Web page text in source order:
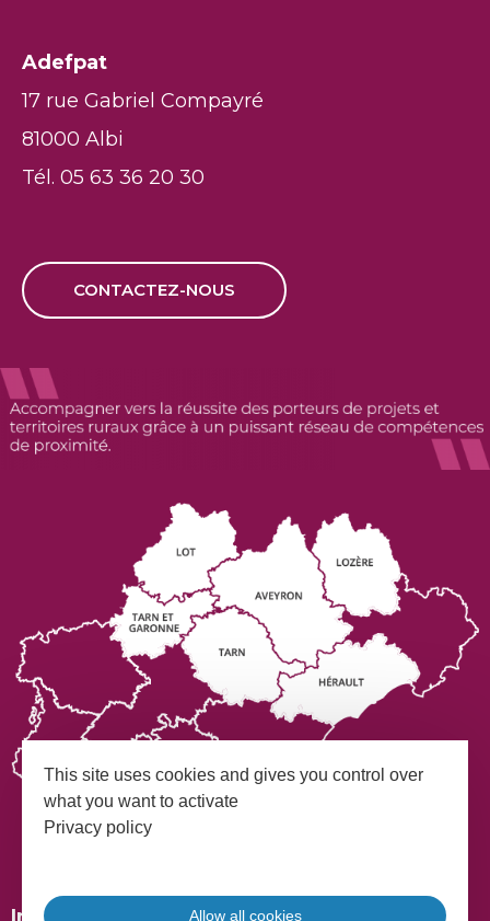
Adefpat
17 rue Gabriel Compayré
81000 Albi
Tél. 05 63 36 20 30
CONTACTEZ-NOUS
Inscrivez-vous à notre Newsletter
This site uses cookies and gives you control over
what you want to activate
Privacy policy
Allow all cookies